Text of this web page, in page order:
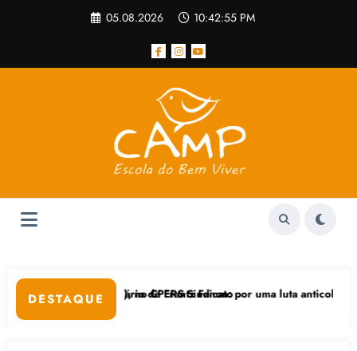
05.08.2026 10:42:56 PM
DESTAQUE
uma luta anticolonial” dia 24/11 na UFGRSFeicoop é marcada pela